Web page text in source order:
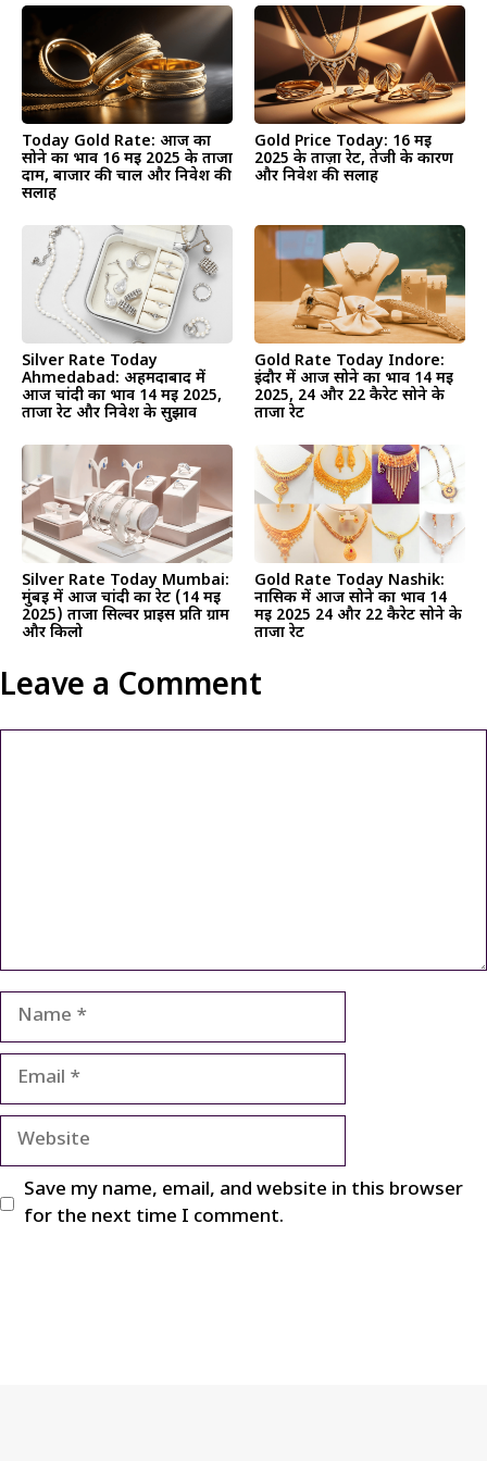
Today Gold Rate: आज का
सोने का भाव 16 मई 2025 के ताजा
दाम, बाजार की चाल और निवेश की
सलाह
Gold Price Today: 16 मई
2025 के ताज़ा रेट, तेजी के कारण
और निवेश की सलाह
Silver Rate Today
Ahmedabad: अहमदाबाद में
आज चांदी का भाव 14 मई 2025,
ताजा रेट और निवेश के सुझाव
Gold Rate Today Indore:
इंदौर में आज सोने का भाव 14 मई
2025, 24 और 22 कैरेट सोने के
ताजा रेट
Silver Rate Today Mumbai:
मुंबई में आज चांदी का रेट (14 मई
2025) ताजा सिल्वर प्राइस प्रति ग्राम
और किलो
Gold Rate Today Nashik:
नासिक में आज सोने का भाव 14
मई 2025 24 और 22 कैरेट सोने के
ताजा रेट
Leave a Comment
Name
Email
Website
Save my name, email, and website in this browser
for the next time I comment.